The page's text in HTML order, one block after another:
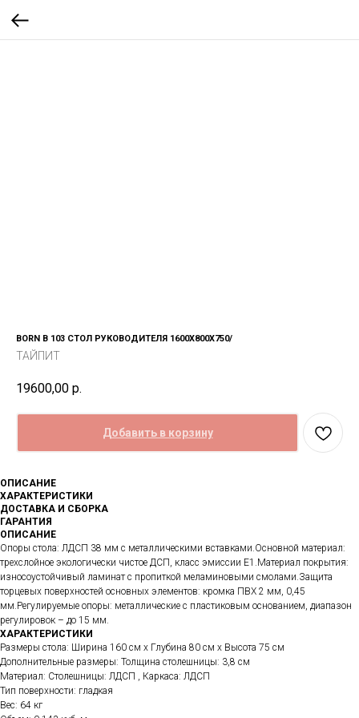
BORN B 103 СТОЛ РУКОВОДИТЕЛЯ 1600Х800Х750/
ТАЙПИТ
19600,00 р.
Добавить в корзину
ОПИСАНИЕ
ХАРАКТЕРИСТИКИ
ДОСТАВКА И СБОРКА
ГАРАНТИЯ
ОПИСАНИЕ
Опоры стола: ЛДСП 38 мм с металлическими вставками.Основной материал:
трехслойное экологически чистое ДСП, класс эмиссии Е1.Материал покрытия:
износоустойчивый ламинат с пропиткой меламиновыми смолами.Защита
торцевых поверхностей основных элементов: кромка ПВХ 2 мм, 0,45
мм.Регулируемые опоры: металлические с пластиковым основанием, диапазон
регулировок – до 15 мм.
ХАРАКТЕРИСТИКИ
Размеры стола: Ширина 160 см x Глубина 80 см x Высота 75 см
Дополнительные размеры: Толщина столешницы: 3,8 см
Материал: Столешницы: ЛДСП , Каркаса: ЛДСП
Тип поверхности: гладкая
Вес: 64 кг